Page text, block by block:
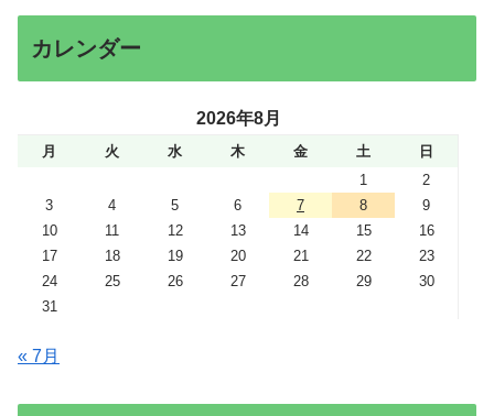
カレンダー
2026年8月
月 火 水 木 金 土
日
1
2
3
4 5 6 7 8
9
10
11 12 13 14 15
16
17
18 19 20 21 22
23
24
25 26 27 28 29
30
31
« 7月